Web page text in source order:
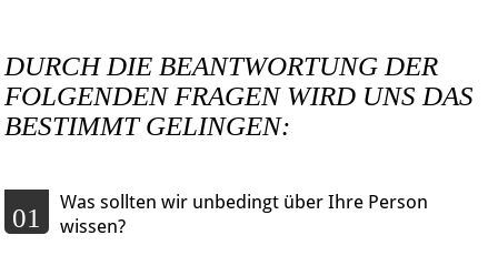
DURCH DIE BEANTWORTUNG DER
FOLGENDEN FRAGEN WIRD UNS DAS
BESTIMMT GELINGEN:
01
Was sollten wir unbedingt über Ihre Person
wissen?